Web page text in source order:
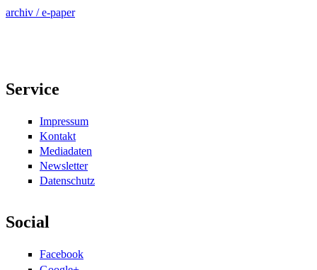
archiv / e-paper
Service
Impressum
Kontakt
Mediadaten
Newsletter
Datenschutz
Social
Facebook